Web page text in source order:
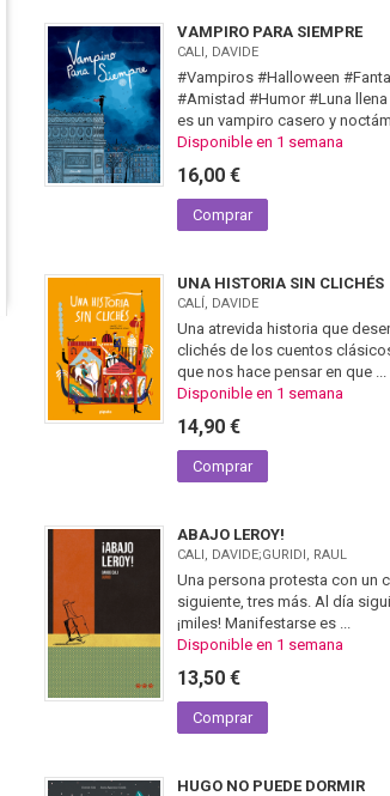
VAMPIRO PARA SIEMPRE
CALI, DAVIDE
#Vampiros #Halloween
#Amistad #Humor #Luna
es un vampiro casero y
Disponible en 1 semana
16,00 €
Comprar
UNA HISTORIA SIN CLICHÉS
CALÍ, DAVIDE
Una atrevida historia que
clichés de los cuentos
que nos hace pensar en que ...
Disponible en 1 semana
14,90 €
Comprar
ABAJO LEROY!
CALI, DAVIDE;GURIDI, RAUL
Una persona protesta con un
siguiente, tres más. Al día
¡miles! Manifestarse es ...
Disponible en 1 semana
13,50 €
Comprar
HUGO NO PUEDE DORMIR